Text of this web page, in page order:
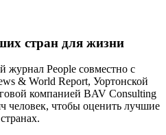
стран для жизни
журнал People совместно с
& World Report, Уортонской
компанией BAV Consulting
человек, чтобы оценить лучшие